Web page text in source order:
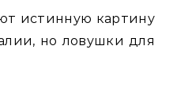
истинную картину
но ловушки для